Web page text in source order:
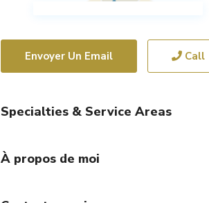
Envoyer Un Email Call
Specialties & Service Areas
À propos de moi